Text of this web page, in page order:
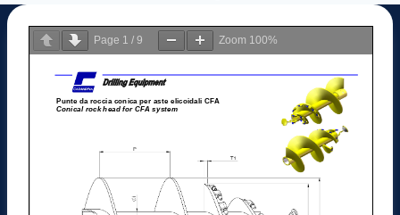
Page 1 / 9 Zoom 100%